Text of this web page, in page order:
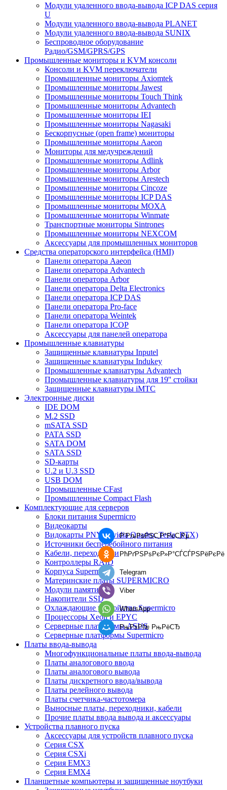
Модули удаленного ввода-вывода ICP DAS серия
U
Модули удаленного ввода-вывода PLANET
Модули удаленного ввода-вывода SUNIX
Беспроводное оборудование
Радио/GSM/GPRS/GPS
Промышленные мониторы и KVM консоли
Консоли и KVM переключатели
Промышленные мониторы Axiomtek
Промышленные мониторы Jawest
Промышленные мониторы Touch Think
Промышленные мониторы Advantech
Промышленные мониторы IEI
Промышленные мониторы Nagasaki
Бескорпусные (open frame) мониторы
Промышленные мониторы Aaeon
Мониторы для медучреждений
Промышленные мониторы Adlink
Промышленные мониторы Arbor
Промышленные мониторы Arestech
Промышленные мониторы Cincoze
Промышленные мониторы ICP DAS
Промышленные мониторы MOXA
Промышленные мониторы Winmate
Транспортные мониторы Sintrones
Промышленные мониторы NEXCOM
Аксессуары для промышленных мониторов
Средства операторского интерфейса (HMI)
Панели оператора Aaeon
Панели оператора Advantech
Панели оператора Arbor
Панели оператора Delta Electronics
Панели оператора ICP DAS
Панели оператора Pro-face
Панели оператора Weintek
Панели оператора ICOP
Аксессуары для панелей оператора
Промышленные клавиатуры
Защищенные клавиатуры Inputel
Защищенные клавиатуры Indukey
Промышленные клавиатуры Advantech
Промышленные клавиатуры для 19'' стойки
Защищенные клавиатуры iMTC
Электронные диски
IDE DOM
M.2 SSD
mSATA SSD
PATA SSD
SATA DOM
SATA SSD
SD-карты
U.2 и U.3 SSD
USB DOM
Промышленные CFast
Промышленные Compact Flash
Комплектующие для серверов
Блоки питания Supermicro
Видеокарты
Видокарты PNY (Nvidia Quadro, Tesla, RTX)
Источники бесперебойного питания
Кабели, переходники
Контроллеры RAID
Корпуса Supermicro
Материнские платы SUPERMICRO
Модули памяти
Накопители SSD
Охлаждающие устройства Supermicro
Процессоры Xeon и EPYC
Серверные платформы ASUS
Серверные платформы Supermicro
Платы ввода-вывода
Многофункциональные платы ввода-вывода
Платы аналогового ввода
Платы аналогового вывода
Платы дискретного ввода/вывода
Платы релейного вывода
Платы счетчика-частотомера
Выносные платы, переходники, кабели
Прочие платы ввода вывода и аксессуары
Устройства плавного пуска
Аксессуары для устройств плавного пуска
Серия CSX
Серия CSXi
Серия EMX3
Серия EMX4
Планшетные компьютеры и защищенные ноутбуки
Р’РљРѕРЅС‚Р°РєС‚Рµ
РћРґРЅРѕРєР»Р°СЃСЃРЅРёРєРё
Telegram
Viber
WhatsApp
РњРѕР№ РњРёСЂ